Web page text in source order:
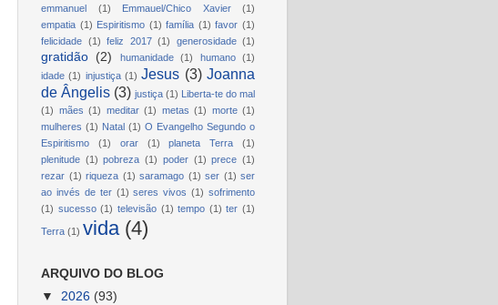
emmanuel
(1) Emmauel/Chico Xavier
(1)
empatia (1) Espiritismo (1) família (1) favor (1)
felicidade (1) feliz 2017 (1) generosidade (1)
gratidão (2) humanidade (1) humano
(1)
idade (1) injustiça (1) Jesus (3) Joanna
de Ângelis (3) justiça (1)
Liberta-te do mal
(1) mães (1) meditar (1) metas (1) morte (1)
mulheres (1) Natal (1) O Evangelho Segundo o
Espiritismo
(1) orar (1) planeta Terra
(1)
plenitude (1) pobreza (1) poder (1) prece (1)
rezar (1) riqueza (1) saramago (1) ser (1) ser
ao invés de ter (1) seres vivos (1) sofrimento
(1) sucesso (1) televisão (1) tempo (1) ter (1)
Terra (1) vida (4)
ARQUIVO DO BLOG
▼ 2026 (93)